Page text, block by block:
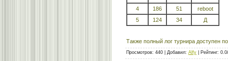
4
186 51
reboot
5
124 34 Д
Также полный лог турнира доступен
Просмотров: 440 Добавил: Alfy Рейтинг: 0.0/